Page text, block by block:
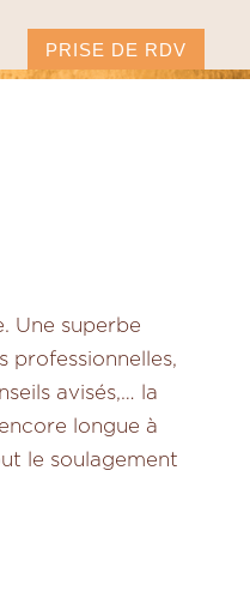
PRISE DE RDV
Une superbe
professionnelles,
avisés,… la
longue à
le soulagement